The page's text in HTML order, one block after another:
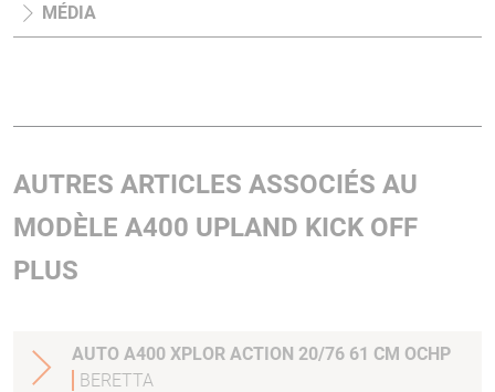
MÉDIA
AUTRES ARTICLES ASSOCIÉS AU
MODÈLE A400 UPLAND KICK OFF
PLUS
AUTO A400 XPLOR ACTION 20/76 61 CM OCHP
BERETTA